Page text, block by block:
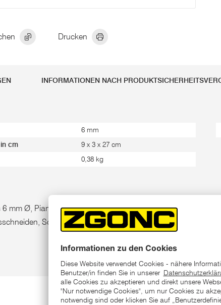
Drucken
INFORMATIONEN NACH
6 mm
cm 9 x 3 x 27 cm
0,38 kg
6 mm Ø, Pianodraht bis 3,6 mm Ø
Schneidhärte: ca. 64 HRC